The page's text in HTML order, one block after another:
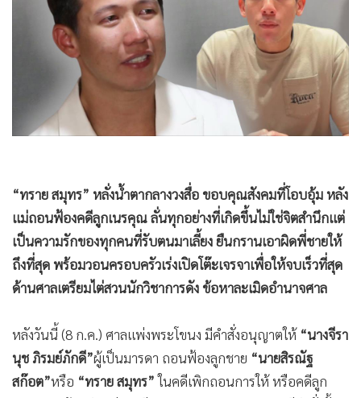
Green Innovation & SD
Management & HR
MGR Live
Infographic
การเมือง
• ท่องเที่ยว
• ต่างประเทศ
• Special Scoop
• เศรษฐกิจ-ธุรกิจ
• จีน
• ชุมชน-คุณภาพชีวิต
• Motoring
• เกม
• วิทยาศาสตร์
“ทราย สมุทร” หลั่งน้ำตากลางวงสื่อ ขอบคุณสังคมที่โอบอุ้ม หลัง
เป็นความรักของทุกคนที่รับตนมาเลี้ยง ยืนกรานเอาผิดพี่ชายให้
ถึงที่สุด พร้อมวอนครอบครัวเร่งเปิดโต๊ะเจรจาเพื่อให้จบเร็วที่สุด
ด้านศาลเตรียมไต่สวนนักวิชาการดัง ข้อหาละเมิดอำนาจศาล